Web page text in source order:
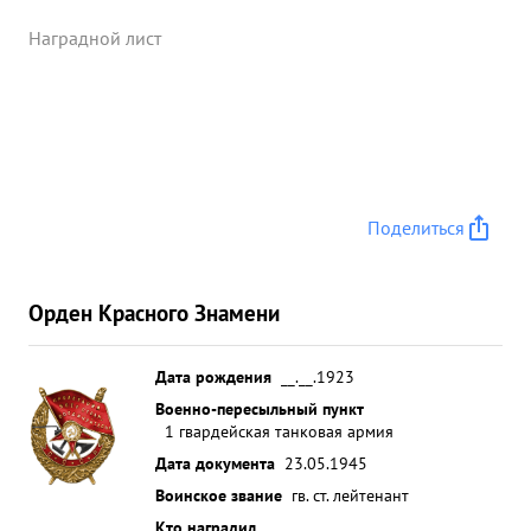
офицеров противника, вскором завод и
Наградной лист
Поделиться
Орден Красного Знамени
Дата рождения
__.__.1923
Военно-пересыльный пункт
1 гвардейская танковая армия
Дата документа 23.05.1945
Воинское звание гв. ст. лейтенант